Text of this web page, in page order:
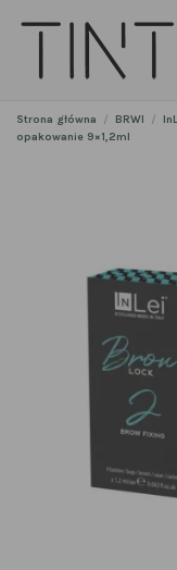
Strona główna BRWI
opakowanie 9×1,2ml